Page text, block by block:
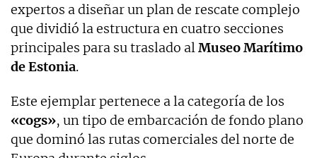
expertos a diseñar un plan de rescate complejo
que dividió la estructura en cuatro secciones
principales para su traslado alMuseo Marítimo
de Estonia.
Este ejemplar pertenece a la categoría de los
«cogs», un tipo de embarcación de fondo plano
que dominó las rutas comerciales del norte de